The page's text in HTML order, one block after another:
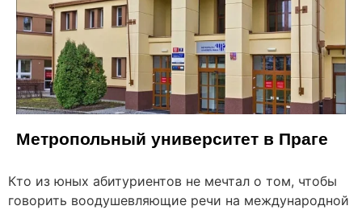
Метропольный университет в Праге
Кто из юных абитуриентов не мечтал о том, чтобы
говорить воодушевляющие речи на международной